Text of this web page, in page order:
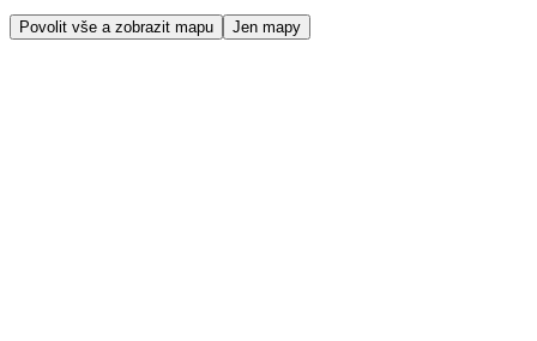
Povolit vše a zobrazit mapu Jen mapy